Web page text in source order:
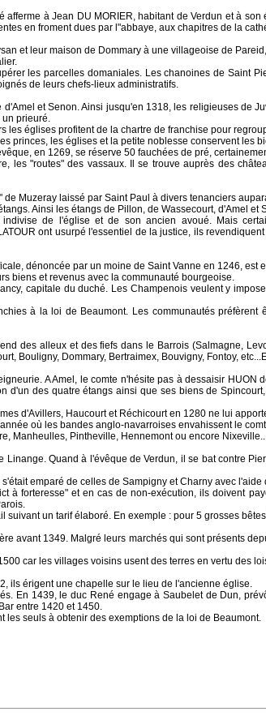
à Jean DU MORIER, habitant de Verdun et à
en froment dues par l"abbaye, aux chapitres de la
et leur maison de Dommary à une villageoise de
les parcelles domaniales. Les chanoines de Saint
de leurs chefs-lieux administratifs.
et Senon. Ainsi jusqu'en 1318, les religieuses de
un prieuré.
les églises profitent de la chartre de franchise pour
princes, les églises et la petite noblesse conservent les
en 1269, se réserve 50 fauchées de pré,
les "routes" des vassaux. Il se trouve auprès des
Muzeray laissé par Saint Paul à divers tenanciers
Ainsi les étangs de Pillon, de Wassecourt, d'Amel et
de l'église et de son ancien avoué. Mais
ont usurpé l'essentiel de la justice, ils
dénoncée par un moine de Saint Vanne en 1246, est
biens et revenus avec la communauté bourgeoise.
capitale du duché. Les Champenois veulent y
à la loi de Beaumont. Les communautés
des alleux et des fiefs dans le Barrois (Salmagne,
Bouligny, Dommary, Bertraimex, Bouvigny, Fontoy,
A Amel, le comte n'hésite pas à dessaisir
des quatre étangs ainsi que ses biens de
d'Avillers, Haucourt et Réchicourt en 1280 ne lui
où les bandes anglo-navarroises envahissent le
Manheulles, Pintheville, Hennemont ou encore
Quand à l'évêque de Verdun, il se bat contre
emparé de celles de Sampigny et Charny avec l'aide
à forteresse" et en cas de non-exécution, ils doivent
un tarif élaboré. En exemple : pour 5 grosses
avant 1349. Malgré leurs marchés qui sont présents
car les villages voisins usent des terres en vertu des
ils érigent une chapelle sur le lieu de l'ancienne église.
En 1439, le duc René engage à Saubelet de Dun,
entre 1420 et 1450.
les seuls à obtenir des exemptions de la loi de Beaumont.